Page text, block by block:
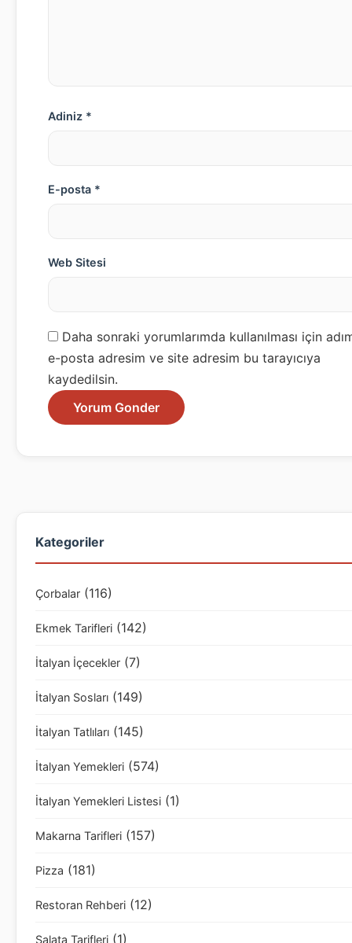
Adiniz *
E-posta *
Web Sitesi
Daha sonraki yorumlarımda kullanılması için
e-posta adresim ve site adresim bu tarayıcıya
kaydedilsin.
Kategoriler
Çorbalar (116)
Ekmek Tarifleri (142)
İtalyan İçecekler (7)
İtalyan Sosları (149)
İtalyan Tatlıları (145)
İtalyan Yemekleri (574)
İtalyan Yemekleri Listesi (1)
Makarna Tarifleri (157)
Pizza (181)
Restoran Rehberi (12)
Salata Tarifleri (1)